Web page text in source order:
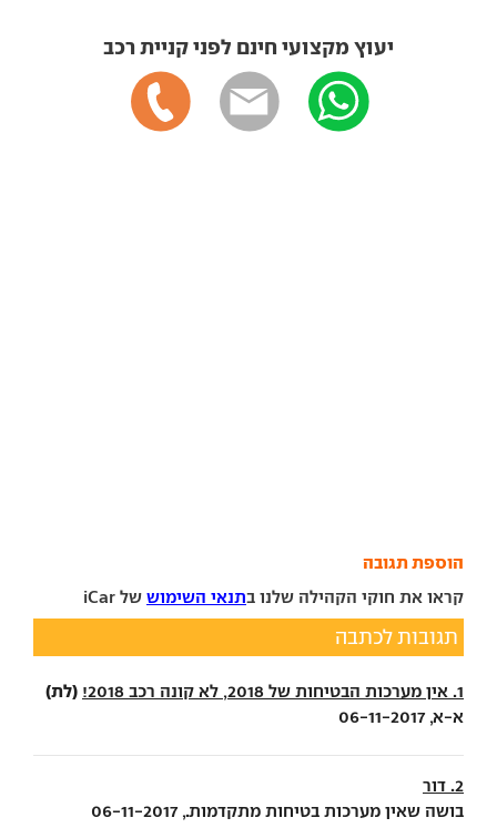
יעוץ מקצועי חינם לפני קניית רכב
הוספת תגובה
קראו את חוקי הקהילה שלנו בתנאי השימוש של iCar
תגובות לכתבה
1. אין מערכות הבטיחות של 2018, לא קונה רכב 2018! (לת)
א-א, 06-11-2017
2. דור
בושה שאין מערכות בטיחות מתקדמות., 06-11-2017